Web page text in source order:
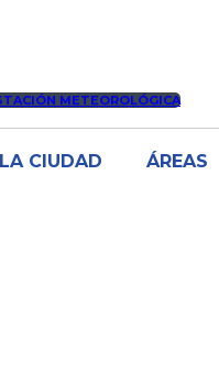
METEOROLÓGICA
LA CIUDAD ÁREAS